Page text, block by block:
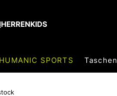
HERRENKIDS
HUMANIC SPORTS Taschen